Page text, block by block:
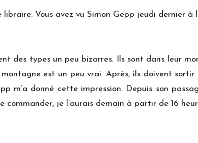
Vous avez vu Simon Gepp jeudi dernier
des types un peu bizarres. Ils sont dans leur
est un peu vrai. Après, ils doivent
m’a donné cette impression. Depuis son
commander, je l’aurais demain à partir de 16